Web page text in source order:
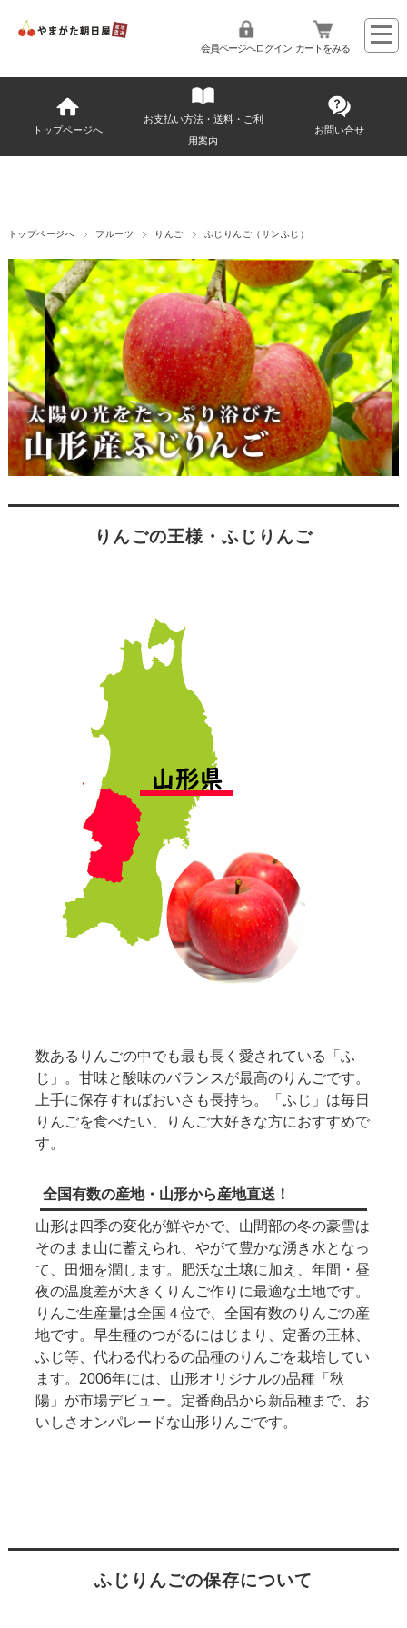
会員ページへログイン カートをみる
トップページへ
お支払い方法・送料・ご利
用案内
お問い合せ
トップページへ フルーツ りんご ふじりんご（サンふじ）
りんごの王様・ふじりんご
数あるりんごの中でも最も長く愛されている「ふ
じ」。甘味と酸味のバランスが最高のりんごです。
上手に保存すればおいさも長持ち。「ふじ」は毎日
りんごを食べたい、りんご大好きな方におすすめで
す。
全国有数の産地・山形から産地直送！
山形は四季の変化が鮮やかで、山間部の冬の豪雪は
そのまま山に蓄えられ、やがて豊かな湧き水となっ
て、田畑を潤します。肥沃な土壌に加え、年間・昼
夜の温度差が大きくりんご作りに最適な土地です。
りんご生産量は全国４位で、全国有数のりんごの産
地です。早生種のつがるにはじまり、定番の王林、
ふじ等、代わる代わるの品種のりんごを栽培してい
ます。2006年には、山形オリジナルの品種「秋
陽」が市場デビュー。定番商品から新品種まで、お
いしさオンパレードな山形りんごです。
ふじりんごの保存について